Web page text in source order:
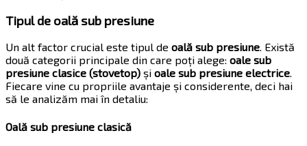
Tipul de oală sub presiune
Un alt factor crucial este tipul de oală sub presiune. Există
două categorii principale din care poți alege: oale sub
presiune clasice (stovetop) și oale sub presiune electrice.
Fiecare vine cu propriile avantaje și considerente, deci hai
să le analizăm mai în detaliu:
Oală sub presiune clasică